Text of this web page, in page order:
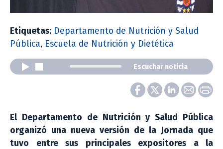
Etiquetas: Departamento de Nutrición y Salud
Pública, Escuela de Nutrición y Dietética
Escuchar noticia
El Departamento de Nutrición y Salud Pública
organizó una nueva versión de la Jornada que
tuvo entre sus principales expositores a la